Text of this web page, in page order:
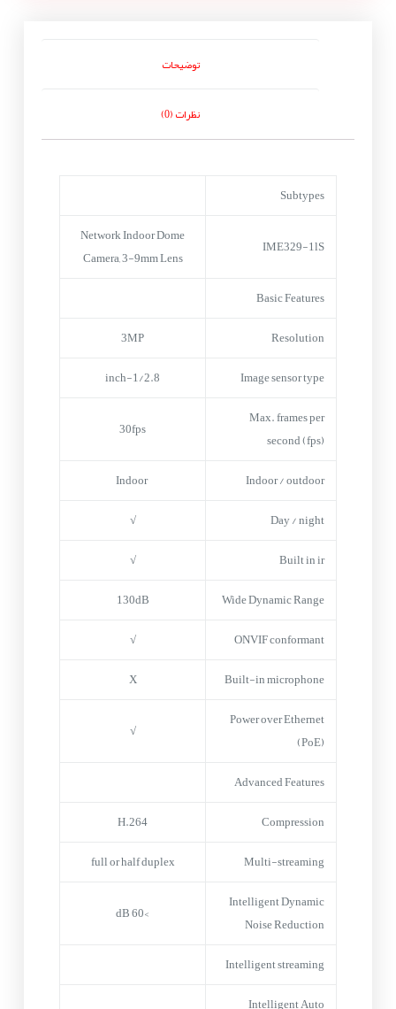
توضیحات
نظرات (0)
Subtypes
IME329-1lS
Network Indoor Dome
Camera, 3-9mm Lens
Basic Features
Resolution
3MP
Image sensor type
1/2.8-inch
Max. frames per
second (fps)
30fps
Indoor / outdoor
Indoor
Day / night
√
Built in ir
√
Wide Dynamic Range
130dB
ONVIF conformant
√
Built-in microphone
X
Power over Ethernet
(PoE)
√
Advanced Features
Compression
H.264
Multi-streaming
full or half duplex
Intelligent Dynamic
Noise Reduction
>60 dB
Intelligent streaming
Intelligent Auto